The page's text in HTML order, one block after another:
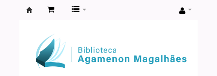
Agamenon
Magalhães